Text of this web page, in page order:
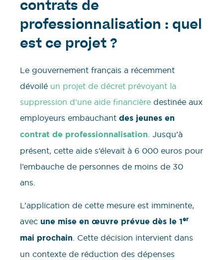
contrats de
professionnalisation : quel
est ce projet ?
Le gouvernement français a récemment
dévoilé un projet de décret prévoyant la
suppression d’une aide financière destinée aux
employeurs embauchant des jeunes en
contrat de professionnalisation. Jusqu’à
présent, cette aide s’élevait à 6 000 euros pour
l’embauche de personnes de moins de 30
ans.
L’application de cette mesure est imminente,
avec une mise en œuvre prévue dès le 1er
mai prochain. Cette décision intervient dans
un contexte de réduction des dépenses